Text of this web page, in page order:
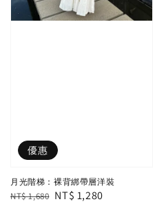
優惠
月光階梯：裸背綁帶層洋裝
Regular
NT$ 1,680 Sale
NT$ 1,280